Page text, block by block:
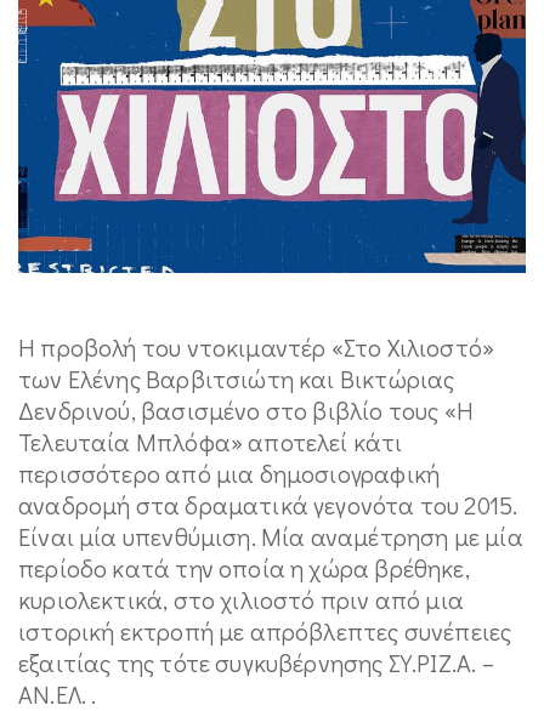
Η προβολή του ντοκιμαντέρ «Στο Χιλιοστό»
των Ελένης Βαρβιτσιώτη και Βικτώριας
Δενδρινού, βασισμένο στο βιβλίο τους «Η
Τελευταία Μπλόφα» αποτελεί κάτι
περισσότερο από μια δημοσιογραφική
αναδρομή στα δραματικά γεγονότα του 2015.
Είναι μία υπενθύμιση. Μία αναμέτρηση με μία
περίοδο κατά την οποία η χώρα βρέθηκε,
κυριολεκτικά, στο χιλιοστό πριν από μια
ιστορική εκτροπή με απρόβλεπτες συνέπειες
εξαιτίας της τότε συγκυβέρνησης ΣΥ.ΡΙΖ.Α. –
ΑΝ.ΕΛ. .